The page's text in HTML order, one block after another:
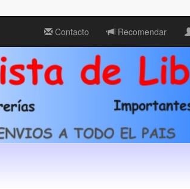
Contacto Recomendar